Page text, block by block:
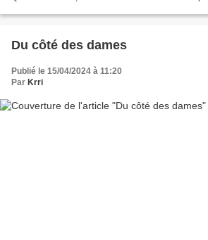
Du côté des dames
Publié le 15/04/2024 à 11:20
Par Krri